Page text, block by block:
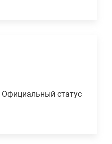
Официальный статус